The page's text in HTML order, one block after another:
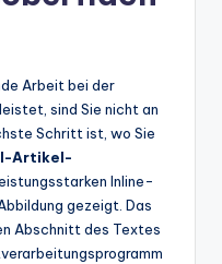
Arbeit bei der
sind Sie nicht an
Schritt ist, wo Sie
Artikel-
Inline-
gezeigt. Das
Abschnitt des Textes